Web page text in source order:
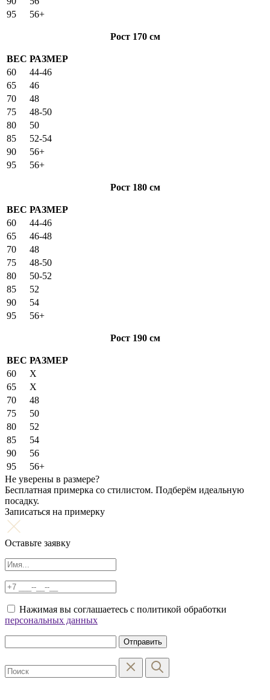
95
56+
Рост 170 см
ВЕС РАЗМЕР
60
44-46
65
46
70
48
75
48-50
80
50
85
52-54
90
56+
95
56+
Рост 180 см
ВЕС РАЗМЕР
60
44-46
65
46-48
70
48
75
48-50
80
50-52
85
52
90
54
95
56+
Рост 190 см
ВЕС РАЗМЕР
60
X
65
X
70
48
75
50
80
52
85
54
90
56
95
56+
Не уверены в размере?
Бесплатная примерка со стилистом. Подберём идеальную
посадку.
Записаться на примерку
Оставьте заявку
Нажимая вы соглашаетесь с политикой обработки
персональных данных